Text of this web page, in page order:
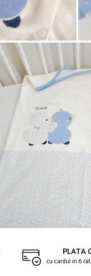
PLATA
cu cardul in 6